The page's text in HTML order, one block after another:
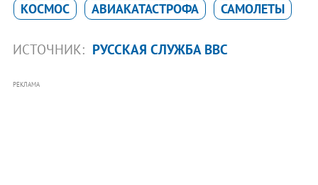
КОСМОС АВИАКАТАСТРОФА САМОЛЕТЫ
ИСТОЧНИК: РУССКАЯ СЛУЖБА ВВС
РЕКЛАМА